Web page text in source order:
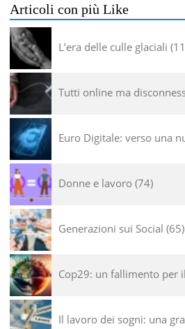
Articoli con più Like
L’era delle culle glaciali
Tutti online ma
Euro Digitale: verso una
Donne e lavoro 74
Generazioni sui Social 65
Cop29: un fallimento per
Il lavoro dei sogni: una